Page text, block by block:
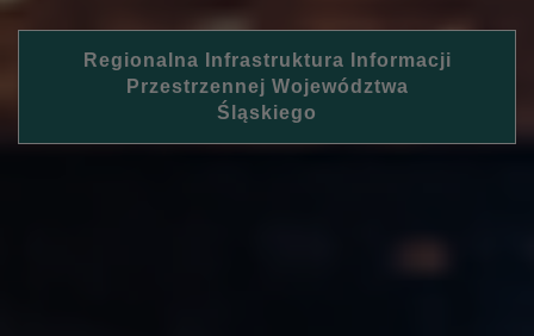
Regionalna Infrastruktura Informacji
Przestrzennej Województwa
Śląskiego